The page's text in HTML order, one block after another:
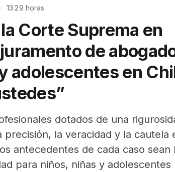
13:29 horas
Corte Suprema en
de
adolescentes en
dotados de una
precisión, la veracidad y la cautela
antecedentes de cada caso sean
para niños, niñas y